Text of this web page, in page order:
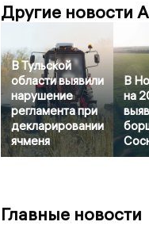
Другие новости
В Тульской
области выявили
нарушение
регламента при
декларировании
ячменя
В
на
Главные новости